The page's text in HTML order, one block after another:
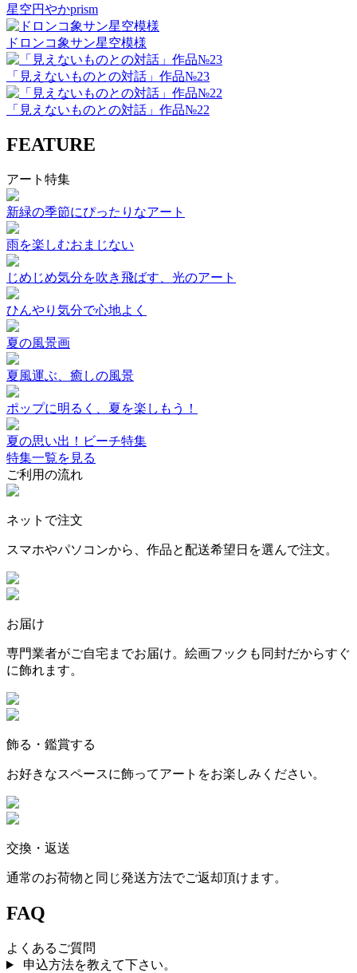
星空円やかprism
ドロンコ象サン星空模様
「見えないものとの対話」作品№23
「見えないものとの対話」作品№22
FEATURE
アート特集
新緑の季節にぴったりなアート
雨を楽しむおまじない
じめじめ気分を吹き飛ばす、光のアート
ひんやり気分で心地よく
夏の風景画
夏風運ぶ、癒しの風景
ポップに明るく、夏を楽しもう！
夏の思い出！ビーチ特集
特集一覧を見る
ご利用の流れ
ネットで注文
スマホやパソコンから、作品と配送希望日を選んで注文。
お届け
専門業者がご自宅までお届け。絵画フックも同封だからすぐ
に飾れます。
飾る・鑑賞する
お好きなスペースに飾ってアートをお楽しみください。
交換・返送
通常のお荷物と同じ発送方法でご返却頂けます。
FAQ
よくあるご質問
申込方法を教えて下さい。